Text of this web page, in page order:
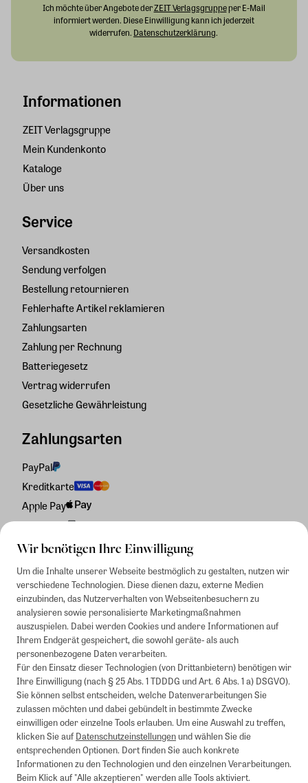
Wir benötigen Ihre Einwilligung
Um die Inhalte unserer Webseite bestmöglich zu gestalten, nutzen wir
verschiedene Technologien. Diese dienen dazu, externe Medien
einzubinden, das Nutzerverhalten von Webseitenbesuchern zu
analysieren sowie personalisierte Marketingmaßnahmen
auszuspielen. Dabei werden Cookies und andere Informationen auf
Ihrem Endgerät gespeichert, die sowohl geräte- als auch
personenbezogene Daten verarbeiten.
Für den Einsatz dieser Technologien (von Drittanbietern) benötigen wir
Ihre Einwilligung (nach § 25 Abs. 1 TDDDG und Art. 6 Abs. 1 a) DSGVO).
Sie können selbst entscheiden, welche Datenverarbeitungen Sie
zulassen möchten und dabei gebündelt in bestimmte Zwecke
einwilligen oder einzelne Tools erlauben. Um eine Auswahl zu treffen,
klicken Sie aufDatenschutzeinstellungenund wählen Sie die
entsprechenden Optionen. Dort finden Sie auch konkrete
Informationen zu den Technologien und den einzelnen Verarbeitungen.
Beim Klick auf "Alle akzeptieren" werden alle Tools aktiviert.
Informationen
ZEIT Verlagsgruppe
Mein Kundenkonto
Kataloge
Über uns
Service
Versandkosten
Sendung verfolgen
Bestellung retournieren
Fehlerhafte Artikel reklamieren
Zahlungsarten
Zahlung per Rechnung
Batteriegesetz
Vertrag widerrufen
Gesetzliche Gewährleistung
Zahlungsarten
PayPal
Kreditkarte
Apple Pay
Rechnung
Ich möchte über Angebote derZEIT Verlagsgruppeper E-Mail
informiert werden. Diese Einwilligung kann ich jederzeit
widerrufen. Datenschutzerklärung.